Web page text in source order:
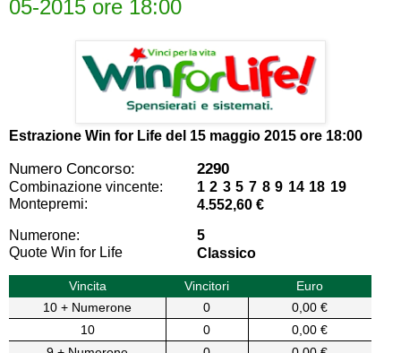
05-2015 ore 18:00
Estrazione Win for Life del 15 maggio 2015 ore 18:00
Numero Concorso: 2290
Combinazione vincente:
1 2 3 5 7 8 9 14 18 19
Montepremi:
4.552,60 €
Numerone:
5
Quote Win for Life
Classico
Vincita Vincitori
Euro
10 + Numerone
0
0,00 €
10
0
0,00 €